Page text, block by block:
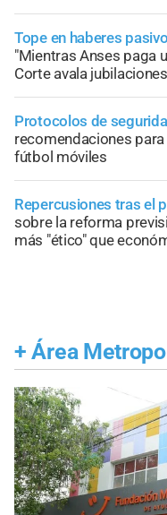
Tope en haberes
"Mientras Anses paga
Corte avala
Protocolos de
recomendaciones
fútbol móviles
Repercusiones tras el
sobre la reforma
más "ético" que
+ Área